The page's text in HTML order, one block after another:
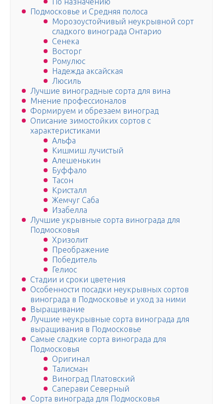
Подмосковье и Средняя полоса
Морозоустойчивый неукрывной сорт
сладкого винограда Онтарио
Сенека
Восторг
Ромулюс
Надежда аксайская
Люсиль
Лучшие виноградные сорта для вина
Мнение профессионалов
Формируем и обрезаем виноград
Описание зимостойких сортов с
характеристиками
Альфа
Кишмиш лучистый
Алешенькин
Буффало
Тасон
Кристалл
Жемчуг Саба
Изабелла
Лучшие укрывные сорта винограда для
Подмосковья
Хризолит
Преображение
Победитель
Гелиос
Стадии и сроки цветения
Особенности посадки неукрывных сортов
винограда в Подмосковье и уход за ними
Выращивание
Лучшие неукрывные сорта винограда для
выращивания в Подмосковье
Самые сладкие сорта винограда для
Подмосковья
Оригинал
Талисман
Виноград Платовский
Саперави Северный
Сорта винограда для Подмосковья